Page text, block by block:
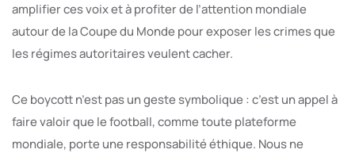
amplifier ces voix et à profiter de l’attention mondiale
autour de la Coupe du Monde pour exposer les crimes que
les régimes autoritaires veulent cacher.
Ce boycott n’est pas un geste symbolique : c’est un appel à
faire valoir que le football, comme toute plateforme
mondiale, porte une responsabilité éthique. Nous ne